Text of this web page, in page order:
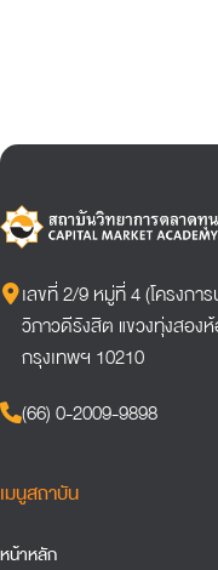
เลขที่ 2/9 หมู่ที่ 4 (โครงก
วิภาวดีรังสิต แขวงทุ่งสอง
กรุงเทพฯ 10210
(66) 0-2009-9898
เมนูสถาบัน
หน้าหลัก